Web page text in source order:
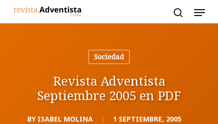
Sociedad
Revista Adventista
Septiembre 2005 en PDF
BY ISABEL MOLINA 1 SEPTIEMBRE, 2005